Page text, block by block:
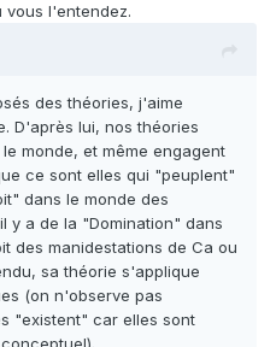
l'entendez.
des théories, j'aime
D'après lui, nos théories
monde, et même engagent
ce sont elles qui "peuplent"
dans le monde des
y a de la "Domination" dans
des manidestations de Ca ou
sa théorie s'applique
(on n'observe pas
"existent" car elles sont